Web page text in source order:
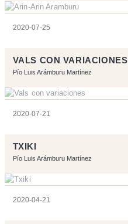
2020-07-25
VALS CON VARIACIONES
Pío Luis Arámburu Martínez
2020-07-21
TXIKI
Pío Luis Arámburu Martínez
2020-04-21